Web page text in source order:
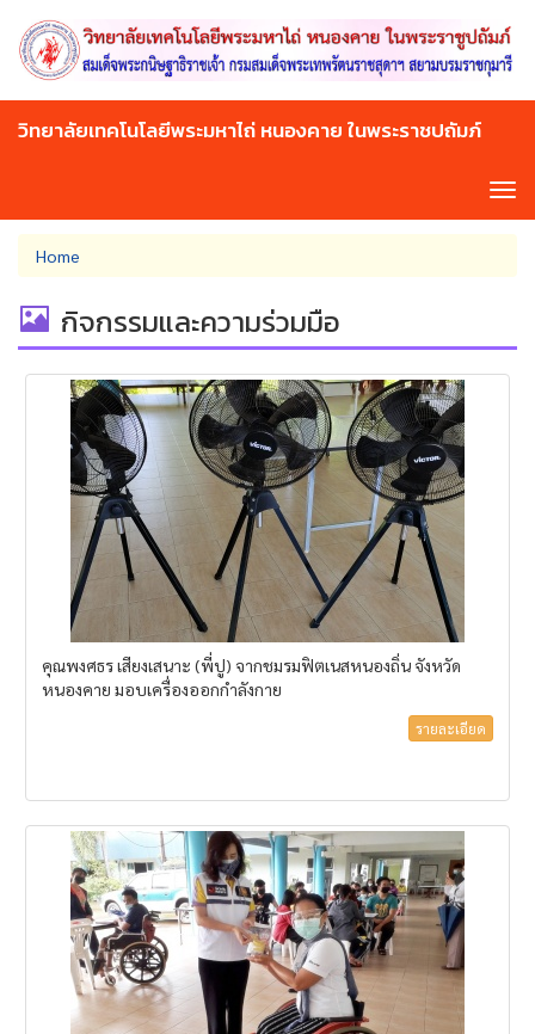
main
content
วิทยาลัยเทคโนโลยีพระมหาไถ่ หนองคาย ในพระราชปถัมภ์
You
are
here
Home
กิจกรรมและความร่วมมือ
คุณพงศธร เสียงเสนาะ (พี่ปู) จากชมรมฟิตเนสหนองถิ่น จังหวัด
หนองคาย มอบเครื่องออกกำลังกาย
รายละเอียด